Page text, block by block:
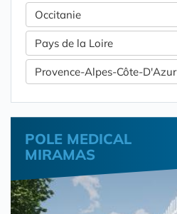
Occitanie
Pays de la Loire
Provence-Alpes-Côte-D'Azur
POLE MEDICAL
MIRAMAS